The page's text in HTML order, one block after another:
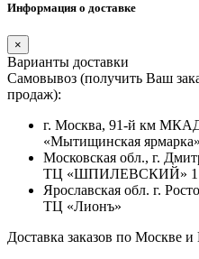
Информация о доставке
×
Варианты доставки
Самовывоз (получить Ваш
продаж):
г. Москва, 91-й км
«Мытищинская ярмарка»
Московская обл., г.
ТЦ «ШПИЛЕВСКИЙ» 1
Ярославская обл. г.
ТЦ «Лионъ»
Доставка заказов по Москве